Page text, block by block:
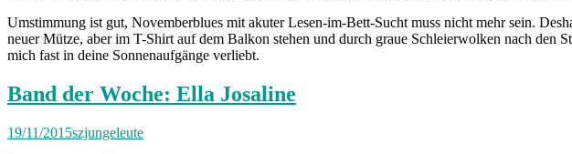
Umstimmung ist gut, Novemberblues mit akuter Lesen-im-Bett-Sucht muss nicht mehr sein.
neuer Mütze, aber im T-Shirt auf dem Balkon stehen und durch graue Schleierwolken nach den
mich fast in deine Sonnenaufgänge verliebt.
Band der Woche: Ella Josaline
19/11/2015szjungeleute